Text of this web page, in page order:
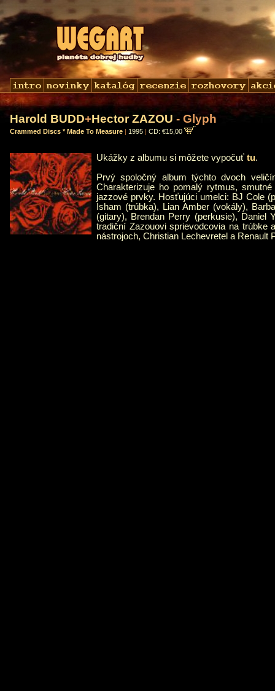
Harold BUDD+Hector ZAZOU - Glyph
Crammed Discs * Made To Measure | 1995 | CD: €15,00
Ukážky z albumu si môžete vypočuť tu.
Prvý spoločný album týchto dvoch
Charakterizuje ho pomalý rytmus,
jazzové prvky. Hosťujúci umelci: BJ Cole
Isham (trúbka), Lian Amber (vokály),
(gitary), Brendan Perry (perkusie), Daniel
tradiční Zazouovi sprievodcovia na trúbke
nástrojoch, Christian Lechevretel a Renault